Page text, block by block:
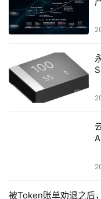
日立数据系统公司终
其中端存储阵列发布
Attached SCSI，
iSCSI存储阵列。
81亿美元，这和之前
司还保证其增长速度
被Token账单劝退之后